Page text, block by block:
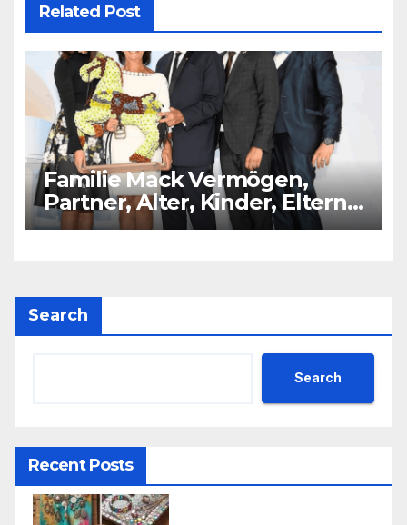
Related Post
Familie Mack Vermögen,
Partner, Alter, Kinder, Eltern,
Größe
Search
Search
Recent Posts